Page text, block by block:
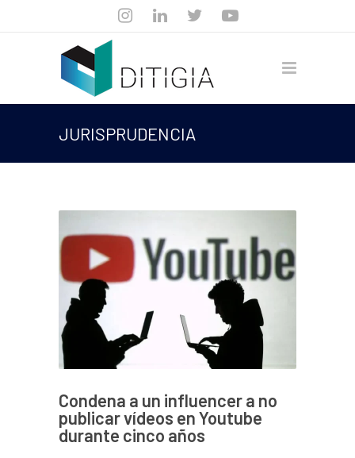
JURISPRUDENCIA
Condena a un influencer a no
publicar vídeos en Youtube
durante cinco años